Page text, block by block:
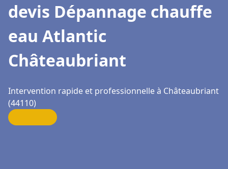
devis Dépannage chauffe
eau Atlantic
Châteaubriant
Intervention rapide et professionnelle à Châteaubriant
(44110)